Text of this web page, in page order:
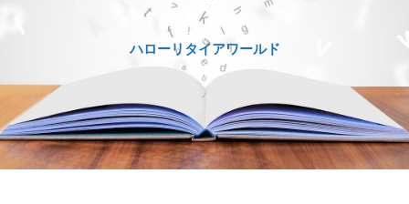
ハローリタイアワールド